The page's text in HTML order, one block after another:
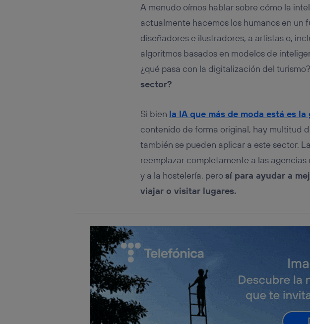
A menudo oímos hablar sobre cómo la
actualmente hacemos los humanos en un
diseñadores e ilustradores, a artistas o,
algoritmos basados en modelos de
¿qué pasa con la digitalización del turismo?
sector?
Si bien la IA que más de moda está es
contenido de forma original, hay multitud
también se pueden aplicar a este sector.
reemplazar completamente a las
y a la hostelería, perosí para ayudar a
viajar o visitar lugares.
conecte su dispositivo y consienta
Típicamente:
Si utilizas una
conexión de
realizará en función de las
hayan dado su consentimiento.
Si utilizasdatos móviles, el
únicamente en la navegación